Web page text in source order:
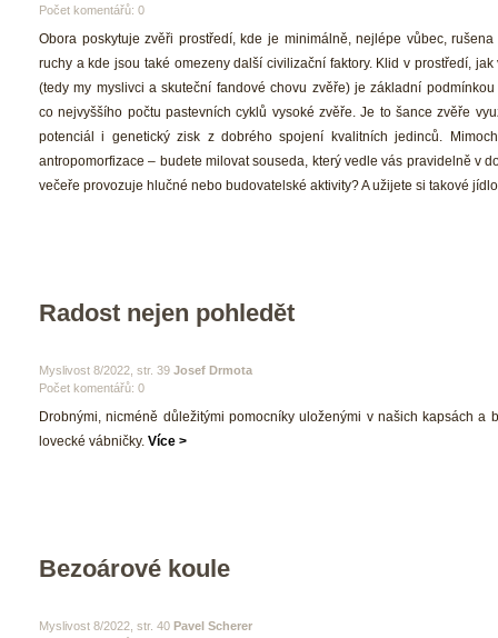
Počet komentářů: 0
Obora poskytuje zvěři prostředí, kde je minimálně, nejlépe vůbec,
ruchy a kde jsou také omezeny další civilizační faktory. Klid v prostředí, jak
(tedy my myslivci a skuteční fandové chovu zvěře) je základní podmínkou
co nejvyššího počtu pastevních cyklů vysoké zvěře. Je to šance zvěře
potenciál i genetický zisk z dobrého spojení kvalitních jedinců.
antropomorfizace – budete milovat souseda, který vedle vás pravidelně v
večeře provozuje hlučné nebo budovatelské aktivity? A užijete si takové
Radost nejen pohledět
Myslivost 8/2022, str. 39 Josef Drmota
Počet komentářů: 0
Drobnými, nicméně důležitými pomocníky uloženými v našich kapsách a
lovecké vábničky. Více >
Bezoárové koule
Myslivost 8/2022, str. 40 Pavel Scherer